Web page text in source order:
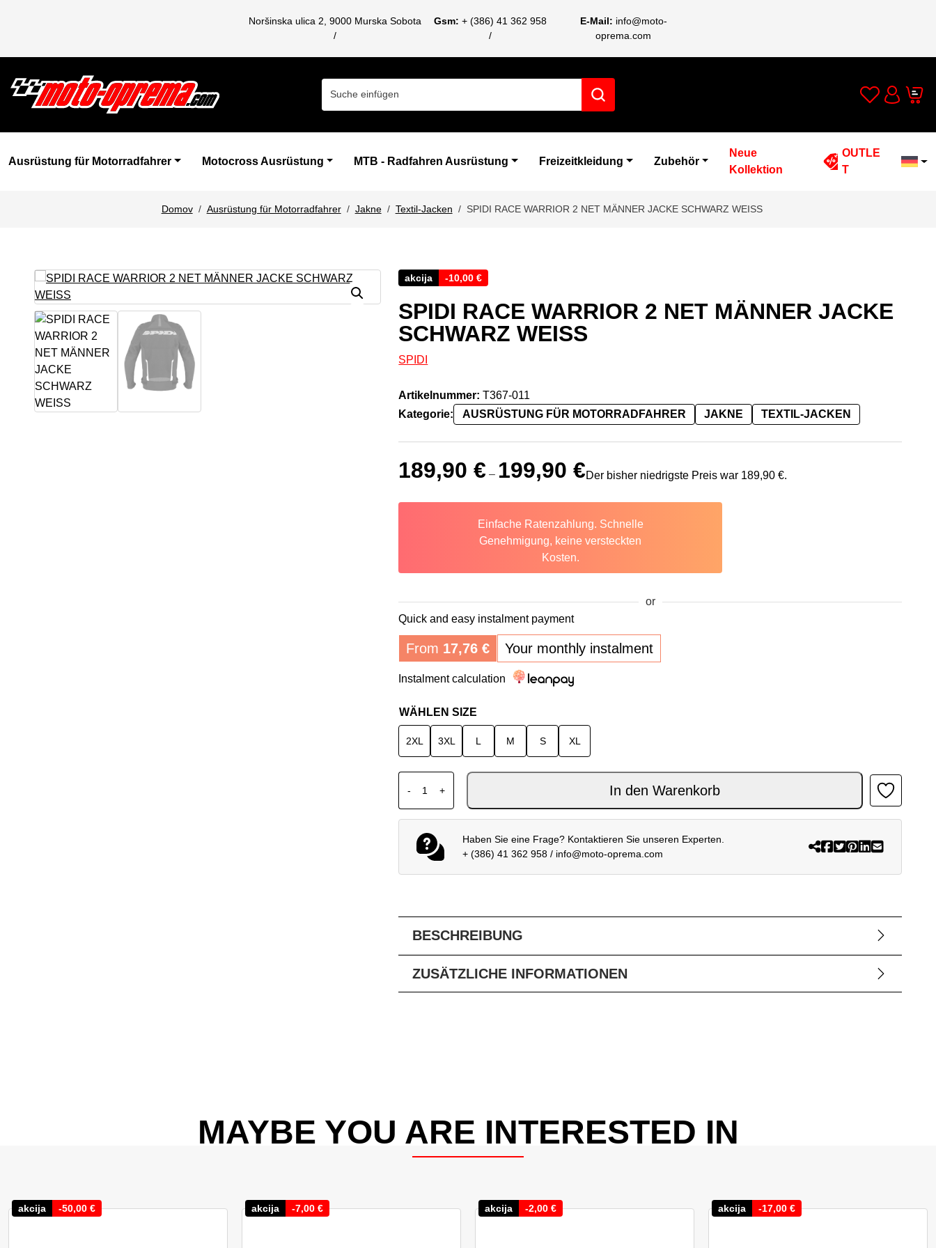
Noršinska ulica 2, 9000 Murska Sobota Gsm: + (386) 41 362 958 E-Mail: info@moto-
oprema.com
Wishlist
Cart
Ausrüstung für Motorradfahrer Motocross Ausrüstung MTB - Radfahren Ausrüstung Freizeitkleidung Zubehör
Neue
Kollektion
OUTLE
T
Domov Ausrüstung für Motorradfahrer Jakne Textil-Jacken SPIDI RACE WARRIOR 2 NET MÄNNER JACKE SCHWARZ WEISS
akcija -10,00€
SPIDI RACE WARRIOR 2 NET MÄNNER JACKE
SCHWARZ WEISS
SPIDI
Artikelnummer:T367-011
Kategorie:
AUSRÜSTUNG FÜR MOTORRADFAHRER JAKNE TEXTIL-JACKEN
189,90€ – 199,90€Der bisher niedrigste Preis war 189,90€.
Einfache Ratenzahlung. Schnelle
Genehmigung, keine versteckten
Kosten.
or
Quick and easy instalment payment
From 17,76€ Your monthly instalment
Instalment calculation
WÄHLEN SIZE
2XL 3XL L M S XL
-
SPIDI RACE WARRIOR 2 NET MÄNNER JACKE SCHWARZ WEISS Menge
+ In den Warenkorb
Haben Sie eine Frage? Kontaktieren Sie unseren Experten.
+ (386) 41 362 958 / info@moto-oprema.com
BESCHREIBUNG
ZUSÄTZLICHE INFORMATIONEN
MAYBE YOU ARE INTERESTED IN
akcija -50,00 € akcija -7,00 € akcija -2,00 € akcija -17,00 €